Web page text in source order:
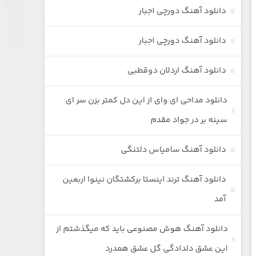
دانلود آهنگ دورچی اجبار
دانلود آهنگ دورچی اجبار
دانلود آهنگ اردلان دوقطبی
دانلود مداحی ای وای از این دل کمتر بزن سر ای
سینه بر در جواد مقدم
دانلود آهنگ سامیاس دلتنگی
دانلود آهنگ ترند اینستا برکشتگان نینوا اربعین
آمد
دانلود آهنگ هوش مصنوعی باید که میگذشتم از
این عشق دلدادگی گل عشق همدرد